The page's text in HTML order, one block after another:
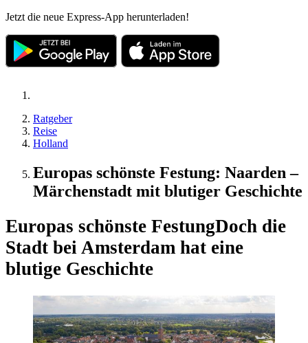
Jetzt die neue Express-App herunterladen!
Ratgeber
Reise
Holland
Europas schönste Festung: Naarden –
Märchenstadt mit blutiger Geschichte
Europas schönste FestungDoch die
Stadt bei Amsterdam hat eine
blutige Geschichte